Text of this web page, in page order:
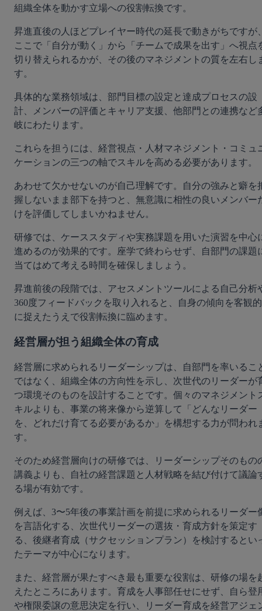
組織全体を動かす立場への役割転換です。
昇進直後の人ほどプレイヤー時代の延長で動きがちですが
ここで「自分が動く」から「チームで成果を出す」へ視点
切り替えられるかが、その後のマネジメントの質を左右し
す。
具体的な業務領域は、部門目標の設定と達成プロセスの設
計、メンバーの評価とキャリア支援、他部門との連携など
岐にわたります。
これらを担うには、経営視点・人材マネジメント・コミュ
ケーションの三つの軸でスキルを高める必要があります。
あわせて欠かせないのが自己理解です。自分の強みと癖を
握しないまま部下を持つと、無意識に相性の良いメンバー
けを評価してしまいかねません。
研修では、ケーススタディや実務課題を用いた演習を中心
進めるのが効果的です。座学で終わらせず、自部門の課題
当てはめて考える時間を確保しましょう。
昇進前後の段階では、アセスメントツールによる自己分析
360度フィードバックを取り入れると、自身の傾向を客観的
に捉えたうえで役割転換に臨めます。
経営層が担う組織全体の育成
経営層に求められるリーダーシップは、自部門を率いるこ
ではなく、組織全体の方向性を示し、次世代のリーダーが
つ環境そのものを設計することです。個々のマネジメント
キルよりも、事業の将来像から逆算して「どんなリーダー
を、どれだけ育てる必要があるか」を構想する力が問われ
す。
そのため経営層向けの研修では、リーダーシップそのもの
講義よりも、自社の経営課題と人材戦略を結び付けて議論
る場が有効です。
例えば、3〜5年後の事業計画を前提に求められるリーダー
を言語化する、次世代リーダーの選抜・育成方針を策定す
る、後継者育成（サクセッションプラン）を検討するとい
たテーマが中心になります。
また、経営層が果たすべき最も重要な役割は、研修の場を
えたところにあります。育成を人事部任せにせず、自ら登
や権限委譲の意思決定を行い、リーダー育成を経営アジェ